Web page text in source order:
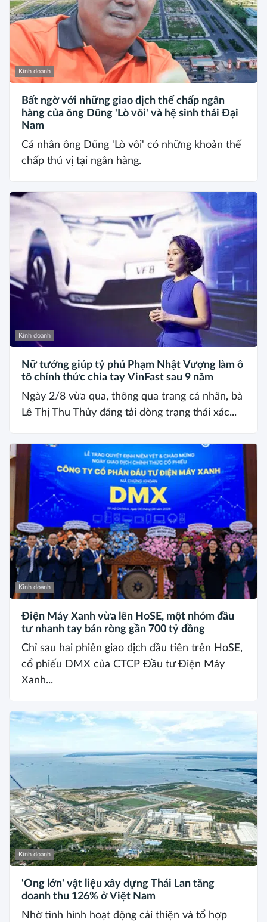
Kinh doanh
Bất ngờ với những giao dịch thế chấp ngân
hàng của ông Dũng 'Lò vôi' và hệ sinh thái Đại
Nam
Cá nhân ông Dũng 'Lò vôi' có những khoản thế
chấp thú vị tại ngân hàng.
Kinh doanh
Nữ tướng giúp tỷ phú Phạm Nhật Vượng làm ô
tô chính thức chia tay VinFast sau 9 năm
Ngày 2/8 vừa qua, thông qua trang cá nhân, bà
Lê Thị Thu Thủy đăng tải dòng trạng thái xác...
Kinh doanh
Điện Máy Xanh vừa lên HoSE, một nhóm đầu
tư nhanh tay bán ròng gần 700 tỷ đồng
Chỉ sau hai phiên giao dịch đầu tiên trên HoSE,
cổ phiếu DMX của CTCP Đầu tư Điện Máy
Xanh...
Kinh doanh
'Ông lớn' vật liệu xây dựng Thái Lan tăng
doanh thu 126% ở Việt Nam
Nhờ tình hình hoạt động cải thiện và tổ hợp